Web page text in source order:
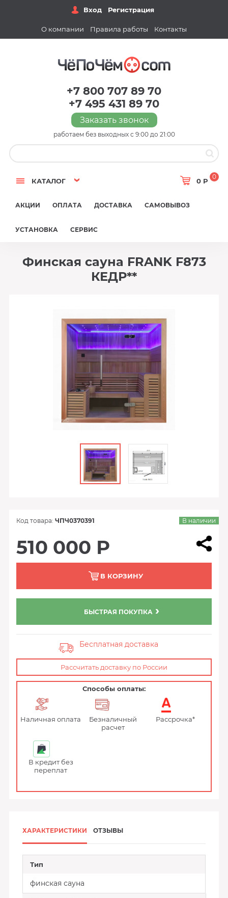
Вход Регистрация
О компании Правила работы Контакты
+7 800 707 89 70
+7 495 431 89 70
Заказать звонок
работаем без выходных с 9:00 до 21:00
КАТАЛОГ 0 Р
0
АКЦИИ ОПЛАТА ДОСТАВКА САМОВЫВОЗ
УСТАНОВКА СЕРВИС
Финская сауна FRANK F873
КЕДР**
Код товара: ЧПЧ0370391 В наличии
510 000 Р
В КОРЗИНУ
БЫСТРАЯ ПОКУПКА
Бесплатная доставка
Рассчитать доставку по России
Способы оплаты:
Наличная оплата
Безналичный
расчет
Рассрочка*
В кредит без
переплат
ХАРАКТЕРИСТИКИ ОТЗЫВЫ
Тип
финская сауна